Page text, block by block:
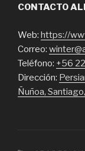
CONTACTO
Web: https://
Correo:
Teléfono: +56
Dirección:
Ñuñoa,